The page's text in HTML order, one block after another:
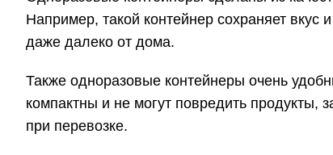
Например, такой контейнер сохраняет
даже далеко от дома.
Также одноразовые контейнеры очень
компактны и не могут повредить продукты,
при перевозке.